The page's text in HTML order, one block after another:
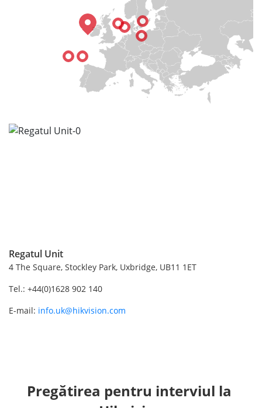
Regatul Unit
4 The Square, Stockley Park, Uxbridge, UB11 1ET
Tel.: +44(0)1628 902 140
E-mail: info.uk@hikvision.com
Pregătirea pentru interviul la